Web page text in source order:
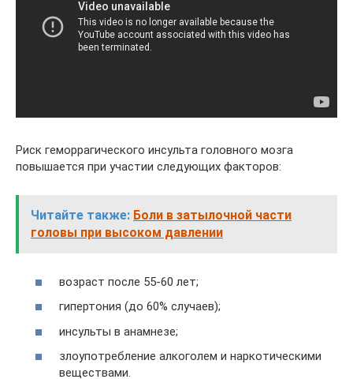
Риск геморрагического инсульта головного мозга
повышается при участии следующих факторов:
Читайте также: Боли в затылочной части
головы при высоком давлении
возраст после 55-60 лет;
гипертония (до 60% случаев);
инсульты в анамнезе;
злоупотребление алкоголем и наркотическими
веществами.